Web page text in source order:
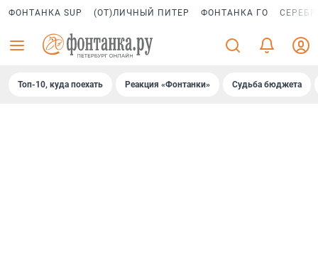
ФОНТАНКА SUP (ОТ)ЛИЧНЫЙ ПИТЕР ФОНТАНКА ГО
Топ-10, куда поехать Реакция «Фонтанки» Судьба бюджета